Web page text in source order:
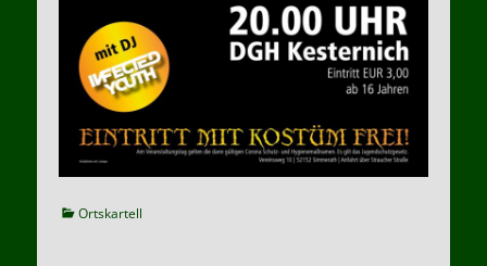
Kategorien
Ortskartell